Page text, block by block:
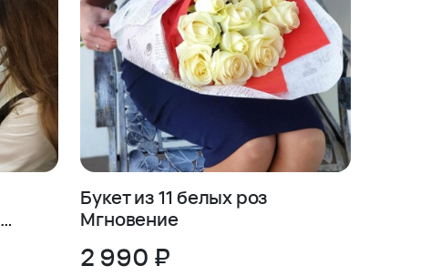
Букет из 11 белых роз
Мгновение
2 990 ₽